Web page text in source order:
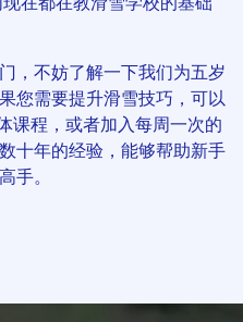
在都在教滑雪学校的基础
，不妨了解一下我们为五岁
您需要提升滑雪技巧，可以
课程，或者加入每周一次的
十年的经验，能够帮助新手
手。